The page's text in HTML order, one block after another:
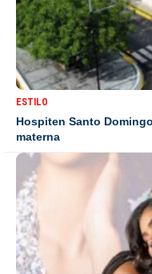
ESTILO
Hospiten Santo
materna